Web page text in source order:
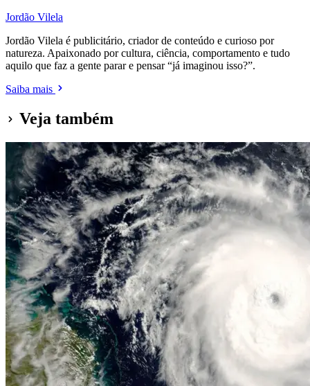
Jordão Vilela
Jordão Vilela é publicitário, criador de conteúdo e curioso por
natureza. Apaixonado por cultura, ciência, comportamento e tudo
aquilo que faz a gente parar e pensar “já imaginou isso?”.
Saiba mais
Veja também